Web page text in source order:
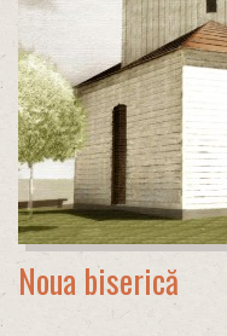
Noua biserică